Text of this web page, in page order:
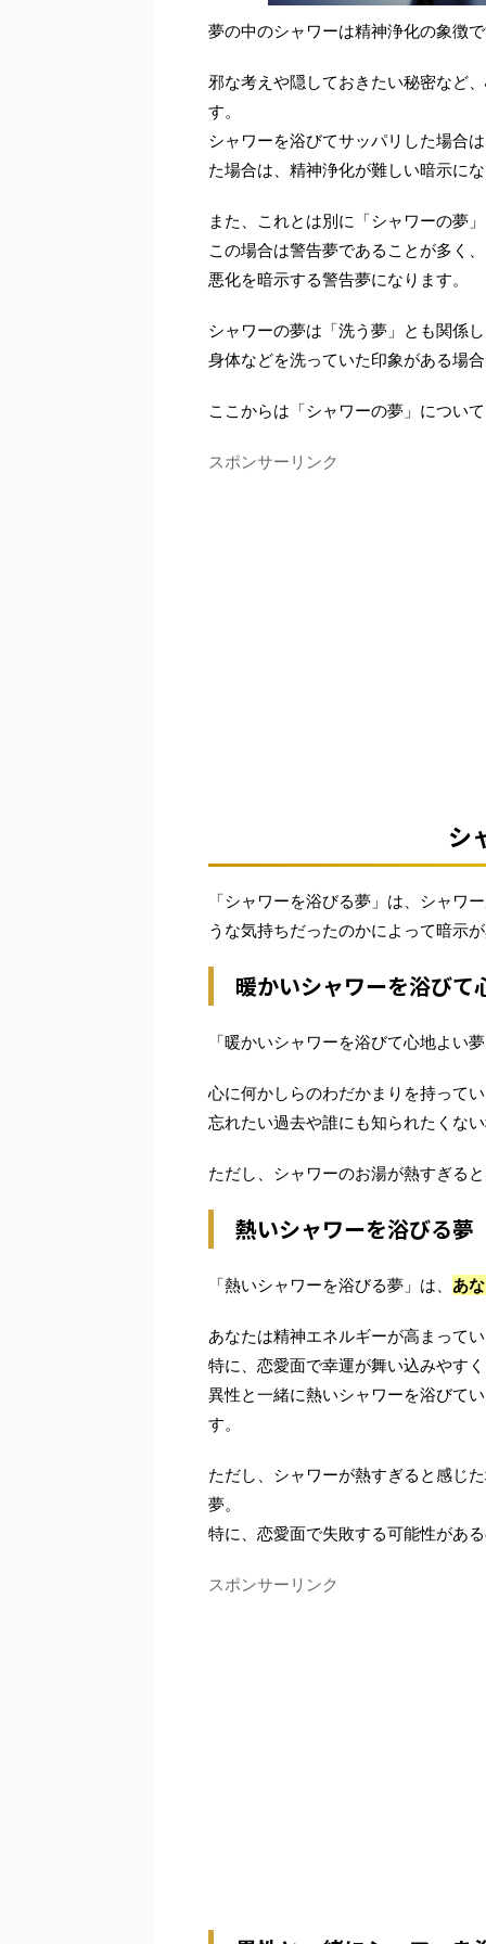
夢の中のシャワーは精神浄化の象徴
邪な考えや隠しておきたい秘密など
す。
シャワーを浴びてサッパリした場合
た場合は、精神浄化が難しい暗示に
また、これとは別に「シャワーの夢
この場合は警告夢であることが多く
悪化を暗示する警告夢になります。
シャワーの夢は「洗う夢」とも関係
身体などを洗っていた印象がある場
ここからは「シャワーの夢」につい
スポンサーリンク
シ
「シャワーを浴びる夢」は、シャワ
うな気持ちだったのかによって暗示
暖かいシャワーを浴びて
「暖かいシャワーを浴びて心地よい
心に何かしらのわだかまりを持って
忘れたい過去や誰にも知られたくな
ただし、シャワーのお湯が熱すぎる
熱いシャワーを浴びる夢
「熱いシャワーを浴びる夢」は、 あ
あなたは精神エネルギーが高まって
特に、恋愛面で幸運が舞い込みやす
異性と一緒に熱いシャワーを浴びて
す。
ただし、シャワーが熱すぎると感じ
夢。
特に、恋愛面で失敗する可能性があ
スポンサーリンク